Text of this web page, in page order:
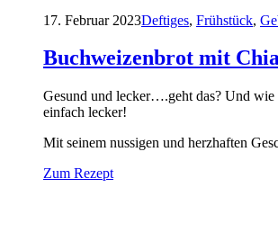
17. Februar 2023Deftiges, Frühstück,
Buchweizenbrot mit
Gesund und lecker….geht das? Und wie
einfach lecker!
Mit seinem nussigen und herzhaften
Zum Rezept